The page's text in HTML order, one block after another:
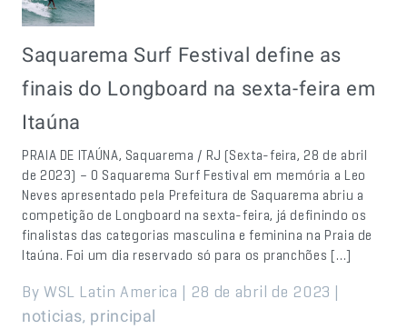
Saquarema Surf Festival define as
finais do Longboard na sexta-feira em
Itaúna
PRAIA DE ITAÚNA, Saquarema / RJ (Sexta-feira, 28 de abril
de 2023) – O Saquarema Surf Festival em memória a Leo
Neves apresentado pela Prefeitura de Saquarema abriu a
competição de Longboard na sexta-feira, já definindo os
finalistas das categorias masculina e feminina na Praia de
Itaúna. Foi um dia reservado só para os pranchões […]
By WSL Latin America | 28 de abril de 2023 |
noticias, principal